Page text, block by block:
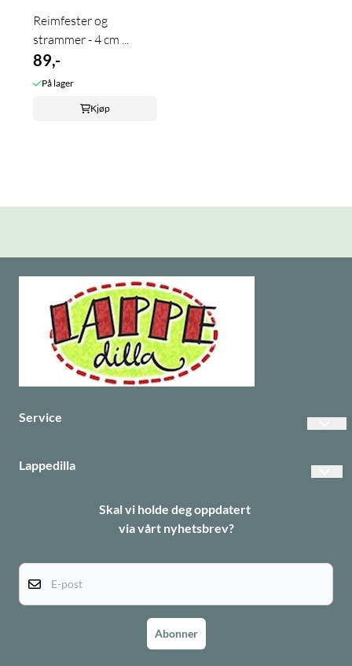
Reimfester og
strammer - 4 cm ...
89,-
På lager
Kjøp
Service
Informasjonskapsler
Lappedilla
Skal vi holde deg oppdatert
via vårt nyhetsbrev?
Abonner